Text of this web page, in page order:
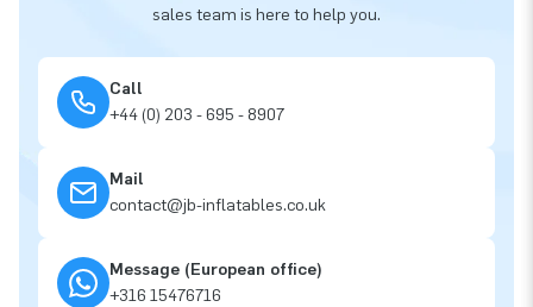
sales team is here to help you.
Call
+44 (0) 203 - 695 - 8907
Mail
contact@jb-inflatables.co.uk
Message (European office)
+316 15476716